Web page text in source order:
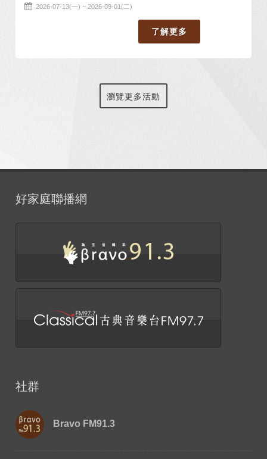
2026-07-13(一) ~ 2026-09-01(二)
了解更多
瀏覽更多活動
好家庭聯播網
社群
Bravo FM91.3